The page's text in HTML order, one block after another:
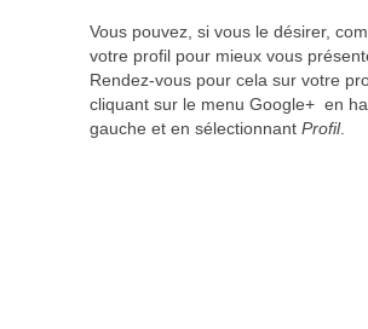
Vous pouvez, si vous le désirer,
votre profil pour mieux vous
Rendez-vous pour cela sur votre
cliquant sur le menu Google+ en
gauche et en sélectionnant Profil.